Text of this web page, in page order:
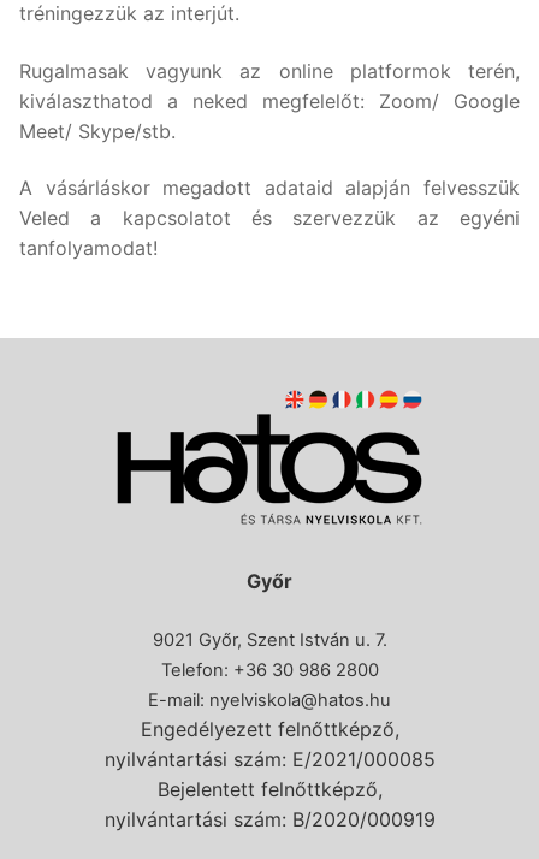
tréningezzük az interjút.
Rugalmasak vagyunk az online platformok terén,
kiválaszthatod a neked megfelelőt: Zoom/ Google
Meet/ Skype/stb.
A vásárláskor megadott adataid alapján felvesszük
Veled a kapcsolatot és szervezzük az egyéni
tanfolyamodat!
Győr
9021 Győr, Szent István u. 7.
Telefon: +36 30 986 2800
E-mail: nyelviskola@hatos.hu
Engedélyezett felnőttképző,
nyilvántartási szám: E/2021/000085
Bejelentett felnőttképző,
nyilvántartási szám: B/2020/000919